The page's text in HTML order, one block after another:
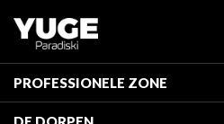
PROFESSIONELE ZONE